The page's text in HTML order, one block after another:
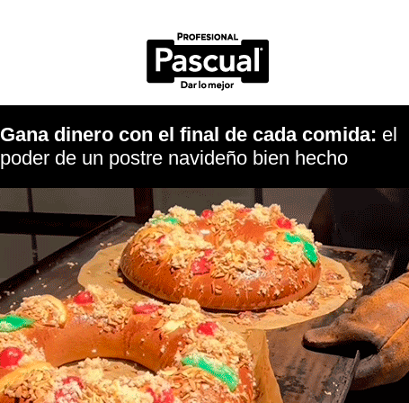
Gana dinero con el final de cada comida: el
poder de un postre navideño bien hecho